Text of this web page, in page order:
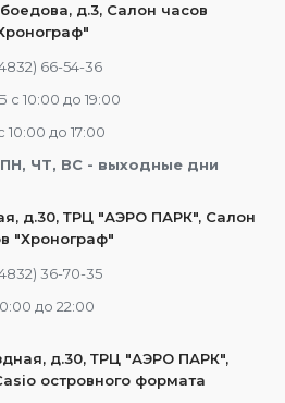
д.3, Салон часов
66-54-36
10:00 до 19:00
10:00 до 17:00
ЧТ, ВС - выходные дни
д.30, ТРЦ "АЭРО ПАРК", Салон
"Хронограф"
36-70-35
до 22:00
д.30, ТРЦ "АЭРО ПАРК",
островного формата